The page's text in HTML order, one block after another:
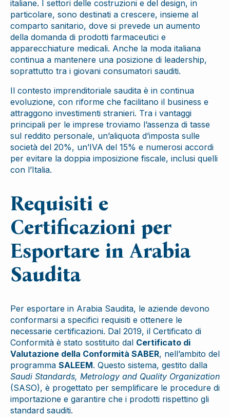
italiane. I settori delle costruzioni e del design, in
particolare, sono destinati a crescere, insieme al
comparto sanitario, dove si prevede un aumento
della domanda di prodotti farmaceutici e
apparecchiature medicali. Anche la moda italiana
continua a mantenere una posizione di leadership,
soprattutto tra i giovani consumatori sauditi.
Il contesto imprenditoriale saudita è in continua
evoluzione, con riforme che facilitano il business e
attraggono investimenti stranieri. Tra i vantaggi
principali per le imprese troviamo l’assenza di tasse
sul reddito personale, un’aliquota d’imposta sulle
società del 20%, un’IVA del 15% e numerosi accordi
per evitare la doppia imposizione fiscale, inclusi quelli
con l’Italia.
Requisiti e
Certificazioni per
Esportare in Arabia
Saudita
Per esportare in Arabia Saudita, le aziende devono
conformarsi a specifici requisiti e ottenere le
necessarie certificazioni. Dal 2019, il Certificato di
Conformità è stato sostituito dal Certificato di
Valutazione della Conformità SABER, nell’ambito del
programma SALEEM. Questo sistema, gestito dalla
Saudi Standards, Metrology and Quality Organization
(SASO), è progettato per semplificare le procedure di
importazione e garantire che i prodotti rispettino gli
standard sauditi.